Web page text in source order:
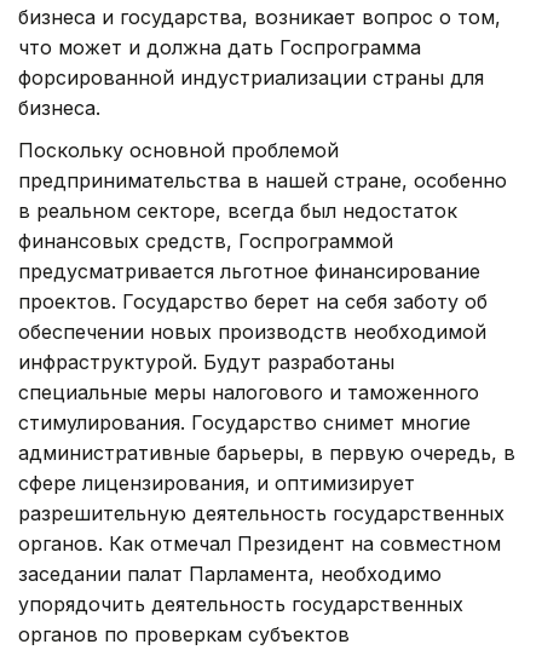
бизнеса и государства, возникает вопрос о том,
что может и должна дать Госпрограмма
форсированной индустриализации страны для
бизнеса.
Поскольку основной проблемой
предпринимательства в нашей стране, особенно
в реальном секторе, всегда был недостаток
финансовых средств, Госпрограммой
предусматривается льготное финансирование
проектов. Государство берет на себя заботу об
обеспечении новых производств необходимой
инфраструктурой. Будут разработаны
специальные меры налогового и таможенного
стимулирования. Государство снимет многие
административные барьеры, в первую очередь, в
сфере лицензирования, и оптимизирует
разрешительную деятельность государственных
органов. Как отмечал Президент на совместном
заседании палат Парламента, необходимо
упорядочить деятельность государственных
органов по проверкам субъектов